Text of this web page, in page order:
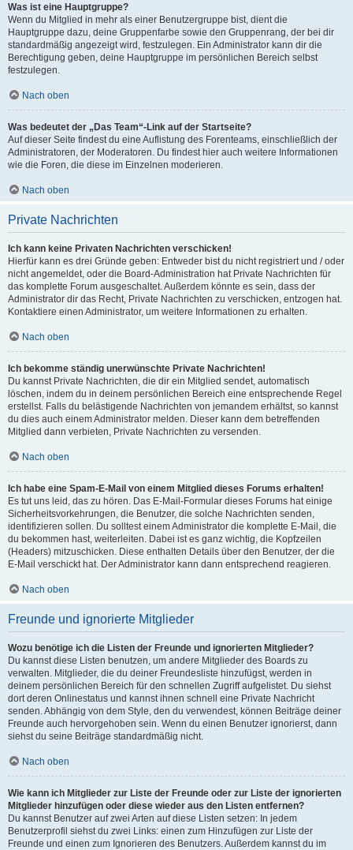
Was ist eine Hauptgruppe?
Wenn du Mitglied in mehr als einer Benutzergruppe bist, dient die
Hauptgruppe dazu, deine Gruppenfarbe sowie den Gruppenrang, der bei dir
standardmäßig angezeigt wird, festzulegen. Ein Administrator kann dir die
Berechtigung geben, deine Hauptgruppe im persönlichen Bereich selbst
festzulegen.
Nach oben
Was bedeutet der „Das Team“-Link auf der Startseite?
Auf dieser Seite findest du eine Auflistung des Forenteams, einschließlich der
Administratoren, der Moderatoren. Du findest hier auch weitere Informationen
wie die Foren, die diese im Einzelnen moderieren.
Nach oben
Private Nachrichten
Ich kann keine Privaten Nachrichten verschicken!
Hierfür kann es drei Gründe geben: Entweder bist du nicht registriert und / oder
nicht angemeldet, oder die Board-Administration hat Private Nachrichten für
das komplette Forum ausgeschaltet. Außerdem könnte es sein, dass der
Administrator dir das Recht, Private Nachrichten zu verschicken, entzogen hat.
Kontaktiere einen Administrator, um weitere Informationen zu erhalten.
Nach oben
Ich bekomme ständig unerwünschte Private Nachrichten!
Du kannst Private Nachrichten, die dir ein Mitglied sendet, automatisch
löschen, indem du in deinem persönlichen Bereich eine entsprechende Regel
erstellst. Falls du belästigende Nachrichten von jemandem erhältst, so kannst
du dies auch einem Administrator melden. Dieser kann dem betreffenden
Mitglied dann verbieten, Private Nachrichten zu versenden.
Nach oben
Ich habe eine Spam-E-Mail von einem Mitglied dieses Forums erhalten!
Es tut uns leid, das zu hören. Das E-Mail-Formular dieses Forums hat einige
Sicherheitsvorkehrungen, die Benutzer, die solche Nachrichten senden,
identifizieren sollen. Du solltest einem Administrator die komplette E-Mail, die
du bekommen hast, weiterleiten. Dabei ist es ganz wichtig, die Kopfzeilen
(Headers) mitzuschicken. Diese enthalten Details über den Benutzer, der die
E-Mail verschickt hat. Der Administrator kann dann entsprechend reagieren.
Nach oben
Freunde und ignorierte Mitglieder
Wozu benötige ich die Listen der Freunde und ignorierten Mitglieder?
Du kannst diese Listen benutzen, um andere Mitglieder des Boards zu
verwalten. Mitglieder, die du deiner Freundesliste hinzufügst, werden in
deinem persönlichen Bereich für den schnellen Zugriff aufgelistet. Du siehst
dort deren Onlinestatus und kannst ihnen schnell eine Private Nachricht
senden. Abhängig von dem Style, den du verwendest, können Beiträge deiner
Freunde auch hervorgehoben sein. Wenn du einen Benutzer ignorierst, dann
siehst du seine Beiträge standardmäßig nicht.
Nach oben
Wie kann ich Mitglieder zur Liste der Freunde oder zur Liste der ignorierten
Mitglieder hinzufügen oder diese wieder aus den Listen entfernen?
Du kannst Benutzer auf zwei Arten auf diese Listen setzen: In jedem
Benutzerprofil siehst du zwei Links: einen zum Hinzufügen zur Liste der
Freunde und einen zum Ignorieren des Benutzers. Außerdem kannst du im